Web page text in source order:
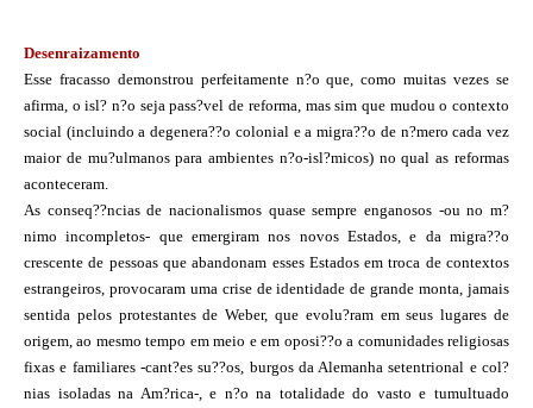
Desenraizamento
Esse fracasso demonstrou perfeitamente n?o que, como muitas vezes se
afirma, o isl? n?o seja pass?vel de reforma, mas sim que mudou o contexto
social (incluindo a degenera??o colonial e a migra??o de n?mero cada vez
maior de mu?ulmanos para ambientes n?o-isl?micos) no qual as reformas
aconteceram.
As conseq??ncias de nacionalismos quase sempre enganosos -ou no m?
nimo incompletos- que emergiram nos novos Estados, e da migra??o
crescente de pessoas que abandonam esses Estados em troca de contextos
estrangeiros, provocaram uma crise de identidade de grande monta, jamais
sentida pelos protestantes de Weber, que evolu?ram em seus lugares de
origem, ao mesmo tempo em meio e em oposi??o a comunidades religiosas
fixas e familiares -cant?es su??os, burgos da Alemanha setentrional e col?
nias isoladas na Am?rica-, e n?o na totalidade do vasto e tumultuado